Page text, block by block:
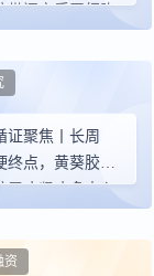
带间充质干细胞
证聚焦丨长周
终点，黄葵胶囊
尿病肾病多中心
资